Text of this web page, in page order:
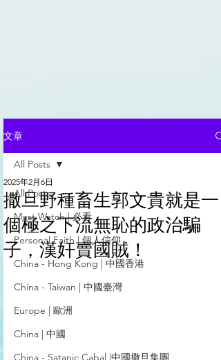
文章
All Posts
Must Watch | 必看
Personal Faith | 個人信仰
China - Hong Kong | 中國香港
China - Taiwan | 中國臺灣
Europe | 歐洲
China | 中國
China - Satanic Cabal |中國撒旦集團
All Posts
撒旦野種畜生郭文貴就是一
個極之下流無恥的政治騙
子，漢奸賣國賊！
2025年2月6日